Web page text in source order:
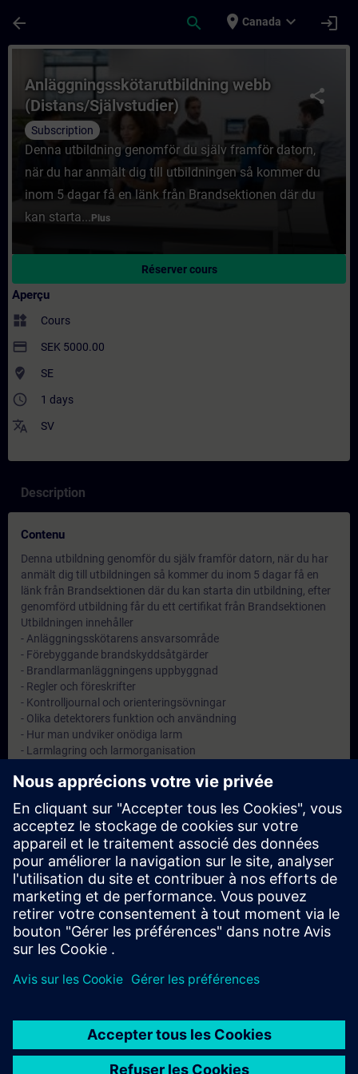
arrow_back search place Canada expand_more login
Cours - Anläggningsskötarutbildning
share
Anläggningsskötarutbildning webb
(Distans/Självstudier)
Subscription
Denna utbildning genomför du själv framför datorn,
när du har anmält dig till utbildningen så kommer du
inom 5 dagar få en länk från Brandsektionen där du
kan starta... Plus
Réserver cours
Aperçu
widgets Cours
payment SEK 5000.00
where_to_vote SE
access_time 1 days
translate SV
Description
Contenu
Denna utbildning genomför du själv framför datorn, när du har
anmält dig till utbildningen så kommer du inom 5 dagar få en
länk från Brandsektionen där du kan starta din utbildning, efter
genomförd utbildning får du ett certifikat från Brandsektionen
Utbildningen innehåller
- Anläggningsskötarens ansvarsområde
- Förebyggande brandskyddsåtgärder
- Brandlarmanläggningens uppbyggnad
- Regler och föreskrifter
- Kontrolljournal och orienteringsövningar
- Olika detektorers funktion och användning
- Hur man undviker onödiga larm
- Larmlagring och larmorganisation
Att ge anläggningsskötaren kännedom om sitt ansvar samt god
kunskap inom brandskydd.
Remarque
-
Groupes cibles
Anläggningsskötare på automatiska brandlarmanläggningar.